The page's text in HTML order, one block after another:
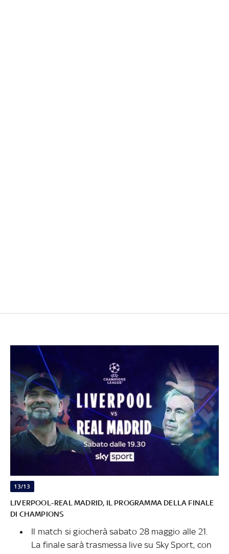
13/13
LIVERPOOL-REAL MADRID, IL PROGRAMMA DELLA FINALE
DI CHAMPIONS
Il match si giocherà sabato 28 maggio alle 21.
La finale sarà trasmessa live su Sky Sport, con